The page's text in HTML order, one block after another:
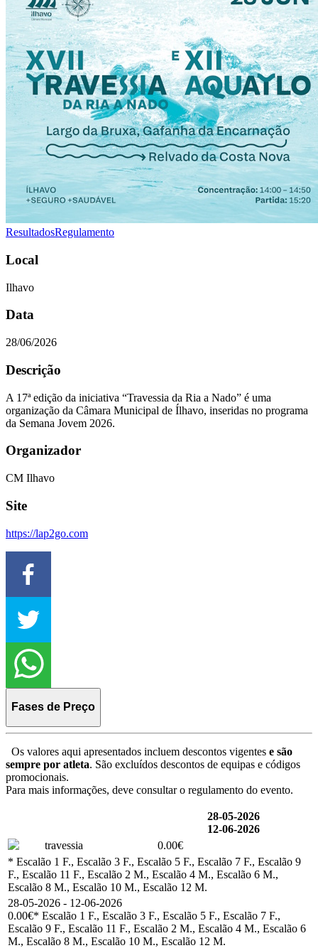
ResultadosRegulamento
Local
Ilhavo
Data
28/06/2026
Descrição
A 17ª edição da iniciativa “Travessia da Ria a Nado” é uma
organização da Câmara Municipal de Ílhavo, inseridas no programa
da Semana Jovem 2026.
Organizador
CM Ilhavo
Site
https://lap2go.com
Fases de Preço
Os valores aqui apresentados incluem descontos vigentes e são
sempre por atleta. São excluídos descontos de equipas e códigos
promocionais.
Para mais informações, deve consultar o regulamento do evento.
28-05-2026
12-06-2026
travessia
0.00€
* Escalão 1 F., Escalão 3 F., Escalão 5 F., Escalão 7 F., Escalão 9
F., Escalão 11 F., Escalão 2 M., Escalão 4 M., Escalão 6 M.,
Escalão 8 M., Escalão 10 M., Escalão 12 M.
28-05-2026 - 12-06-2026
0.00€* Escalão 1 F., Escalão 3 F., Escalão 5 F., Escalão 7 F.,
Escalão 9 F., Escalão 11 F., Escalão 2 M., Escalão 4 M., Escalão 6
M., Escalão 8 M., Escalão 10 M., Escalão 12 M.